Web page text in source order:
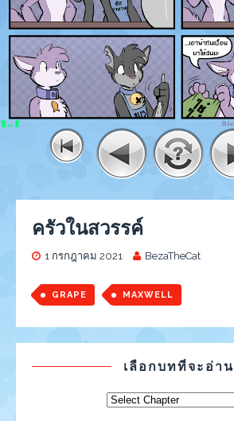
ครัวในสวรรค์
1 กรกฎาคม 2021 BezaTheCat
GRAPE MAXWELL
เลือกบทที่จะอ่าน